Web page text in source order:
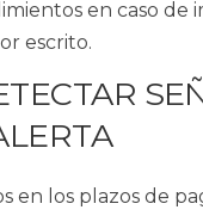
en caso de
escrito.
en los plazos de